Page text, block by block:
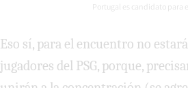
Portugal es candidato para
Eso sí, para el encuentro no
jugadores del PSG, porque,